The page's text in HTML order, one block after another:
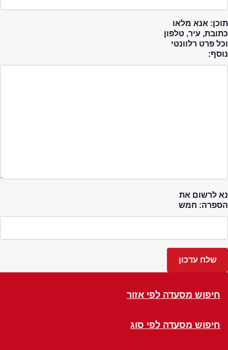
תוכן: אנא מלאו
כתובת, עיר, טלפון
וכל פרט רלוונטי
נוסף:
נא לרשום את
הספרה: חמש
חיפוש מסעדה לפי אזור
חיפוש מסעדה לפי סוג